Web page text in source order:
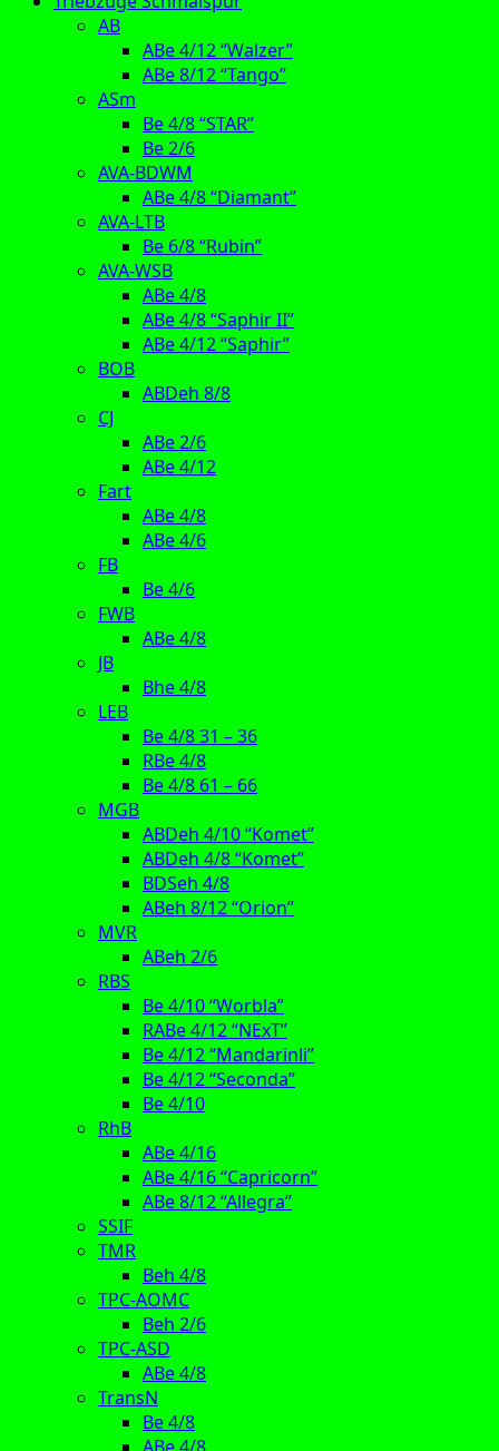
AB
ABe 4/12 “Walzer”
ABe 8/12 “Tango”
ASm
Be 4/8 “STAR”
Be 2/6
AVA-BDWM
ABe 4/8 “Diamant”
AVA-LTB
Be 6/8 “Rubin”
AVA-WSB
ABe 4/8
ABe 4/8 “Saphir II”
ABe 4/12 “Saphir”
BOB
ABDeh 8/8
CJ
ABe 2/6
ABe 4/12
Fart
ABe 4/8
ABe 4/6
FB
Be 4/6
FWB
ABe 4/8
JB
Bhe 4/8
LEB
Be 4/8 31 – 36
RBe 4/8
Be 4/8 61 – 66
MGB
ABDeh 4/10 “Komet”
ABDeh 4/8 “Komet”
BDSeh 4/8
ABeh 8/12 “Orion”
MVR
ABeh 2/6
RBS
Be 4/10 “Worbla”
RABe 4/12 “NExT”
Be 4/12 “Mandarinli”
Be 4/12 “Seconda”
Be 4/10
RhB
ABe 4/16
ABe 4/16 “Capricorn”
ABe 8/12 “Allegra”
SSIF
TMR
Beh 4/8
TPC-AOMC
Beh 2/6
TPC-ASD
ABe 4/8
TransN
Be 4/8